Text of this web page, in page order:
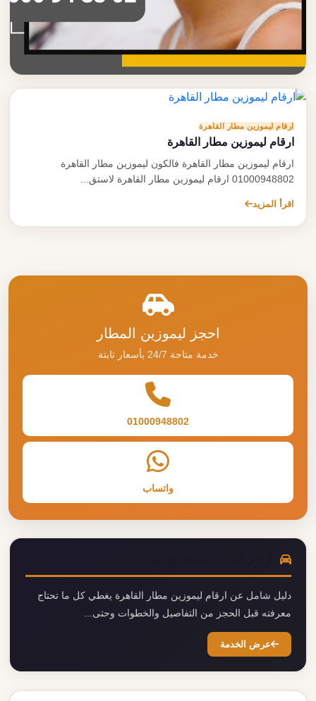
ارقام ليموزين مطار القاهرة
دليل شامل حول ارقام ليموزين مطار القاهرة تعرف على كل ما
تحتاجه قبل الحجز والتفاصيل الكاملة للخدمة
اقرأ المزيد
ارقام ليموزين مطار القاهرة
ارقام ليموزين مطار القاهرة
ارقام ليموزين مطار القاهرة فالكون ليموزين مطار القاهرة
01000948802 ارقام ليموزين مطار القاهرة لاستق...
اقرأ المزيد
احجز ليموزين المطار
خدمة متاحة 24/7 بأسعار ثابتة
01000948802
واتساب
ارقام ليموزين مطار القاهرة
دليل شامل عن ارقام ليموزين مطار القاهرة يغطي كل ما تحتاج
معرفته قبل الحجز من التفاصيل والخطوات وحتى...
عرض الخدمة